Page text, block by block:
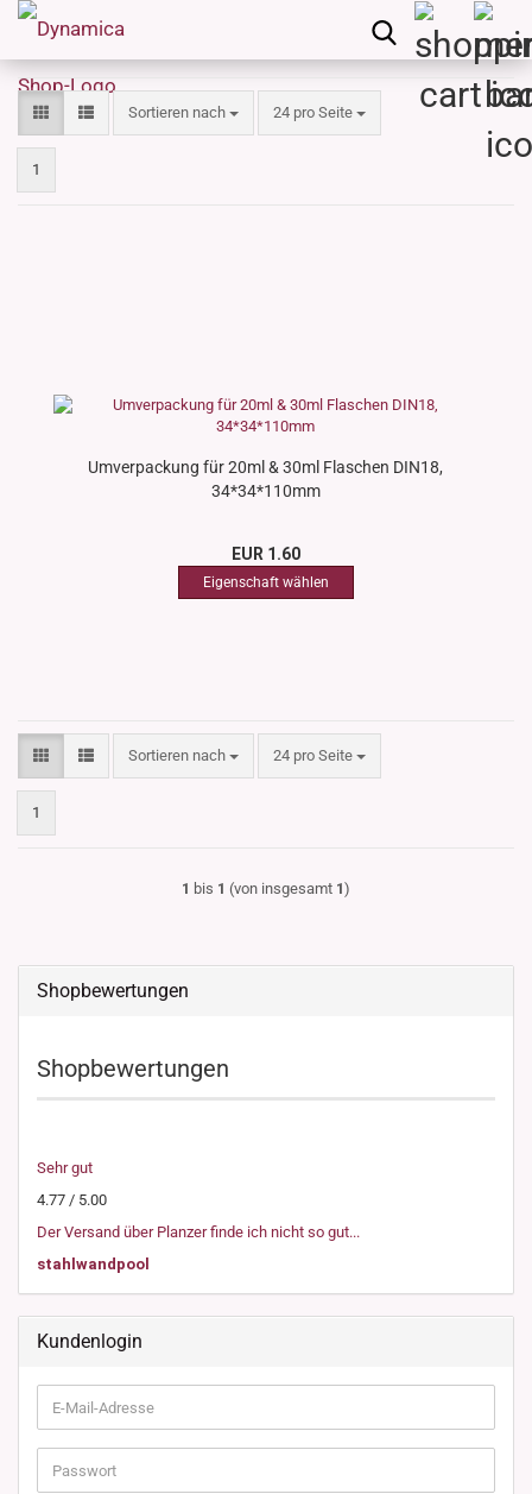
Sortieren nach
Sortieren nach 24 pro Seite
pro Seite
1
Umverpackung für 20ml & 30ml Flaschen DIN18,
34*34*110mm
EUR 1.60
Sortieren nach
Sortieren nach 24 pro Seite
pro Seite
1
1 bis 1 (von insgesamt 1)
Shopbewertungen
Shopbewertungen
Sehr gut
4.77 / 5.00
Der Versand über Planzer finde ich nicht so gut...
stahlwandpool
Kundenlogin
E-
Mail-
Adresse
Passwort